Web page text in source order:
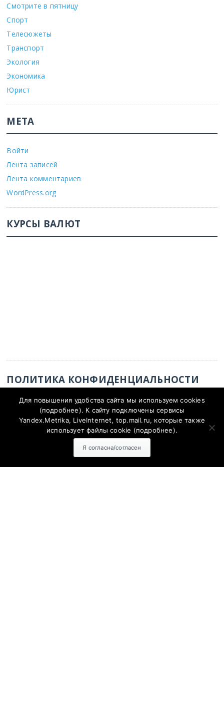
Смотрите в пятницу
Спорт
Телесюжеты
Транспорт
Экология
Экономика
Юрист
МЕТА
Войти
Лента записей
Лента комментариев
WordPress.org
КУРСЫ ВАЛЮТ
ПОЛИТИКА КОНФИДЕНЦИАЛЬНОСТИ
Политика конфиденциальности
Согласие на обработку персональных данных с помощью
Для повышения удобства сайта мы используем cookies
(подробнее). К сайту подключены сервисы
Yandex.Metrika, LiveInternet, top.mail.ru, которые также
использует файлы cookie (подробнее).
Я согласна/согласен